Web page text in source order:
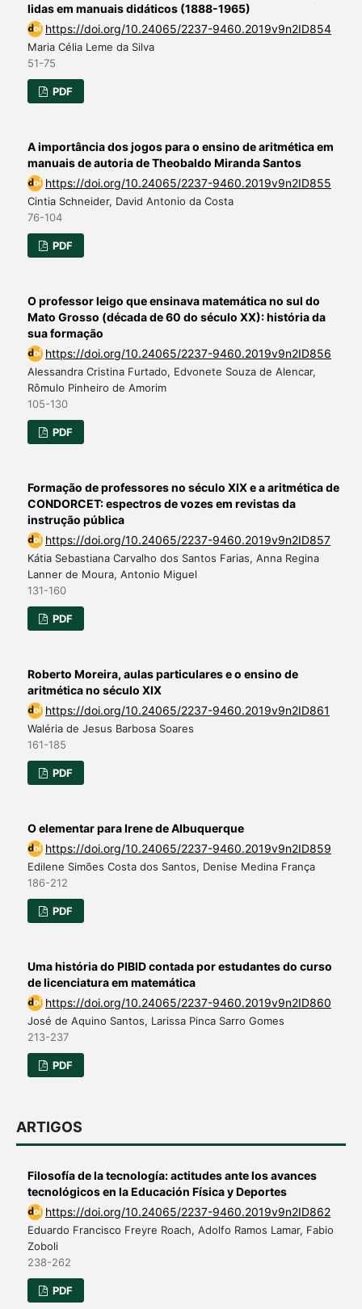
lidas em manuais didáticos (1888-1965)
https://doi.org/10.24065/2237-9460.2019v9n2ID854
Maria Célia Leme da Silva
51-75
PDF
A importância dos jogos para o ensino de aritmética em
manuais de autoria de Theobaldo Miranda Santos
https://doi.org/10.24065/2237-9460.2019v9n2ID855
Cintia Schneider, David Antonio da Costa
76-104
PDF
O professor leigo que ensinava matemática no sul do
Mato Grosso (década de 60 do século XX): história da
sua formação
https://doi.org/10.24065/2237-9460.2019v9n2ID856
Alessandra Cristina Furtado, Edvonete Souza de Alencar,
Rômulo Pinheiro de Amorim
105-130
PDF
Formação de professores no século XIX e a aritmética de
CONDORCET: espectros de vozes em revistas da
instrução pública
https://doi.org/10.24065/2237-9460.2019v9n2ID857
Kátia Sebastiana Carvalho dos Santos Farias, Anna Regina
Lanner de Moura, Antonio Miguel
131-160
PDF
Roberto Moreira, aulas particulares e o ensino de
aritmética no século XIX
https://doi.org/10.24065/2237-9460.2019v9n2ID861
Waléria de Jesus Barbosa Soares
161-185
PDF
O elementar para Irene de Albuquerque
https://doi.org/10.24065/2237-9460.2019v9n2ID859
Edilene Simões Costa dos Santos, Denise Medina França
186-212
PDF
Uma história do PIBID contada por estudantes do curso
de licenciatura em matemática
https://doi.org/10.24065/2237-9460.2019v9n2ID860
José de Aquino Santos, Larissa Pinca Sarro Gomes
213-237
PDF
ARTIGOS
Filosofía de la tecnología: actitudes ante los avances
tecnológicos en la Educación Física y Deportes
https://doi.org/10.24065/2237-9460.2019v9n2ID862
Eduardo Francisco Freyre Roach, Adolfo Ramos Lamar, Fabio
Zoboli
238-262
PDF